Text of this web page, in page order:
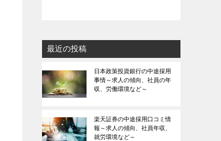
最近の投稿
日本政策投資銀行の中途採用
事情～求人の傾向、社員の年
収、労働環境など～
楽天証券の中途採用口コミ情
報～求人の傾向、社員年収、
就労環境など～